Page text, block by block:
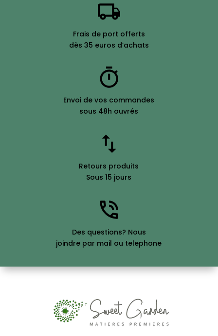
Frais de port offerts
dès 35 euros d’achats
Envoi de vos commandes
sous 48h ouvrés
Retours produits
Sous 15 jours
Des questions? Nous
joindre par mail ou telephone